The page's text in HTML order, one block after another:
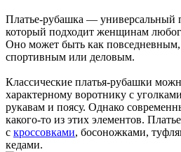
Платье-рубашка — универсальный
который подходит женщинам
Оно может быть как
спортивным или деловым.
Классические платья-рубашки
характерному воротнику с
рукавам и поясу. Однако
какого-то из этих элементов.
с кроссовками, босоножками,
кедами.